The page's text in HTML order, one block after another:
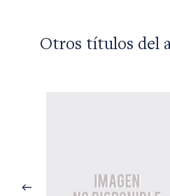
Otros títulos del